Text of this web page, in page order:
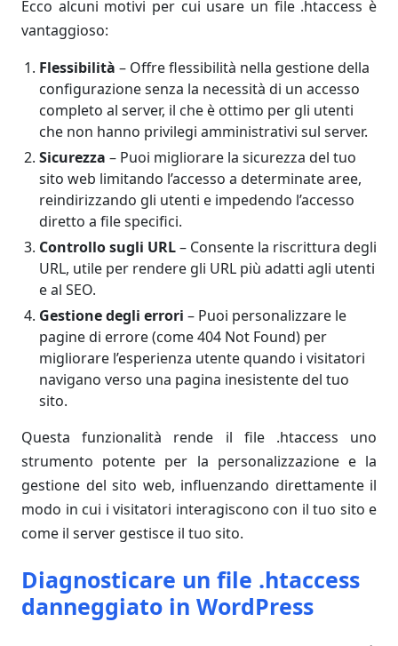
Ecco alcuni motivi per cui usare un file .htaccess è
vantaggioso:
Flessibilità – Offre flessibilità nella gestione della
configurazione senza la necessità di un accesso
completo al server, il che è ottimo per gli utenti
che non hanno privilegi amministrativi sul server.
Sicurezza – Puoi migliorare la sicurezza del tuo
sito web limitando l’accesso a determinate aree,
reindirizzando gli utenti e impedendo l’accesso
diretto a file specifici.
Controllo sugli URL– Consente la riscrittura degli
URL, utile per rendere gli URL più adatti agli utenti
e al SEO.
Gestione degli errori – Puoi personalizzare le
pagine di errore (come 404 Not Found) per
migliorare l’esperienza utente quando i visitatori
navigano verso una pagina inesistente del tuo
sito.
Questa funzionalità rende il file .htaccess uno
strumento potente per la personalizzazione e la
gestione del sito web, influenzando direttamente il
modo in cui i visitatori interagiscono con il tuo sito e
come il server gestisce il tuo sito.
Diagnosticare un file .htaccess
danneggiato in WordPress